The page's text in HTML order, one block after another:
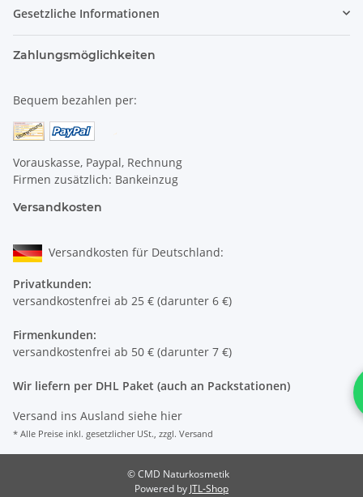
Gesetzliche Informationen
Zahlungsmöglichkeiten
Bequem bezahlen per:
Vorauskasse, Paypal, Rechnung
Firmen zusätzlich: Bankeinzug
Versandkosten
Versandkosten für Deutschland:
Privatkunden:
versandkostenfrei ab 25 € (darunter 6 €)
Firmenkunden:
versandkostenfrei ab 50 € (darunter 7 €)
Wir liefern per DHL Paket (auch an Packstationen)
Versand ins Ausland siehe hier
* Alle Preise inkl. gesetzlicher USt., zzgl. Versand
© CMD Naturkosmetik
Powered by JTL-Shop